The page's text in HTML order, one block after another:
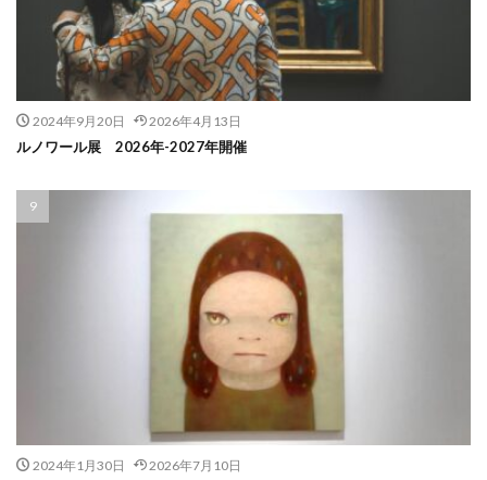
2024年9月20日 2026年4月13日
ルノワール展 2026年-2027年開催
2024年1月30日 2026年7月10日